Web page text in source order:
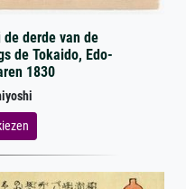
derde van de
de Tokaido, Edo-
1830